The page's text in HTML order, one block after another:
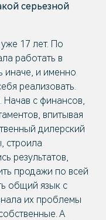
серьезной
17 лет. По
работать в
иначе, и именно
реализовать.
Начав с финансов,
впитывая
дилерский
строила
результатов,
продажи по всей
общий язык с
их проблемы
А